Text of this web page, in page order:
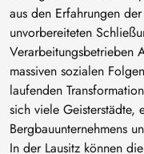
aus den Erfahrungen
unvorbereiteten
Verarbeitungsbetrieben
massiven sozialen
laufenden
sich viele Geisterstädte,
Bergbauunternehmens
In der Lausitz können